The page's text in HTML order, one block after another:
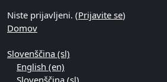
Niste prijavljeni. (Prijavite se)
Domov
Slovenščina ‎(sl)‎
English ‎(en)‎
Slovenščina ‎(sl)‎